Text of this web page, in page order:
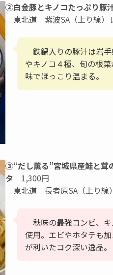
②白金豚とキノコたっぷり豚
東北道 紫波SA（上り線）
鉄鍋入りの豚汁は岩
やキノコ４種、旬の根
味でほっこり温まる。
③“だし薫る”宮城県産鮭と茸
タ 1,300円
東北道 長者原SA（上り線
秋味の最強コンビ、
使用。エビやホタテも
が利いたコク深い逸品。